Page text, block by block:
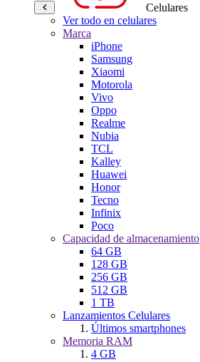
Celulares
Ver todo en celulares
Marca
iPhone
Samsung
Xiaomi
Motorola
Vivo
Oppo
Realme
Nubia
TCL
Kalley
Huawei
Honor
Tecno
Infinix
Poco
Capacidad de almacenamiento
64 GB
128 GB
256 GB
512 GB
1 TB
Lanzamientos Celulares
Últimos smartphones
Memoria RAM
4 GB